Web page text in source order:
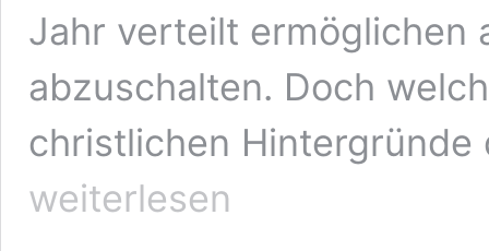
Jahr verteilt ermöglichen
abzuschalten. Doch
christlichen
Christliche
weiterlesen